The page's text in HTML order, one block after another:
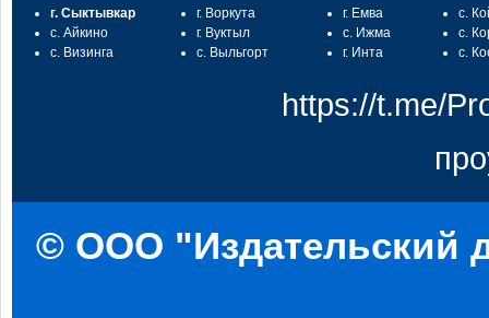
г. Сыктывкар
с. Айкино
с. Визинга
г. Воркута
г. Вуктыл
с. Выльгорт
г. Емва
с. Ижма
г. Инта
с.
с.
с.
https://t.me/
© ООО "Издательский